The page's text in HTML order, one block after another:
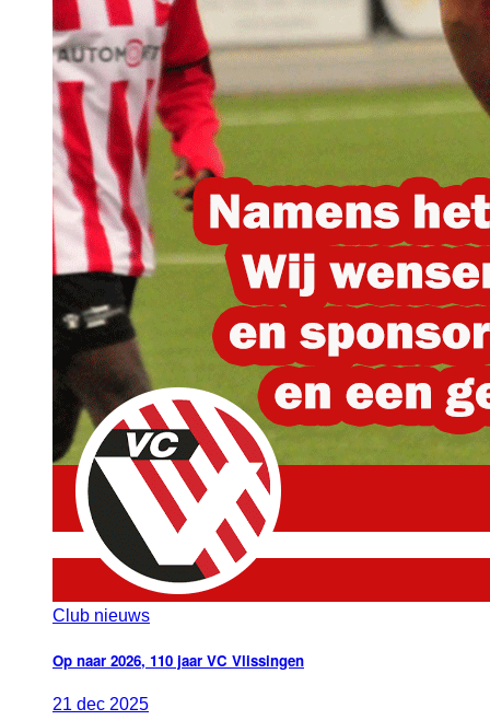
Club nieuws
Op naar 2026, 110 jaar VC Vlissingen
21 dec 2025